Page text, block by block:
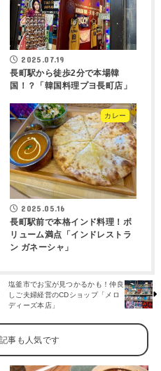
2025.07.19
長町駅から徒歩2分で本場韓
国！？「韓国料理プヨ長町店」
カレー
2025.05.16
長町駅前で本格インド料理！ボ
リューム満点「インドレストラ
ン ガネーシャ」
塩釜市でお宝が見つかるかも！仲良
しご夫婦経営のCDショップ「メロ
ディーズ本店」